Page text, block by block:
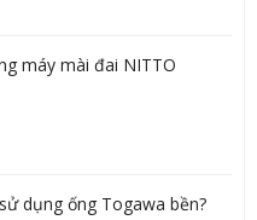
máy mài đai NITTO
dụng ống Togawa bền?